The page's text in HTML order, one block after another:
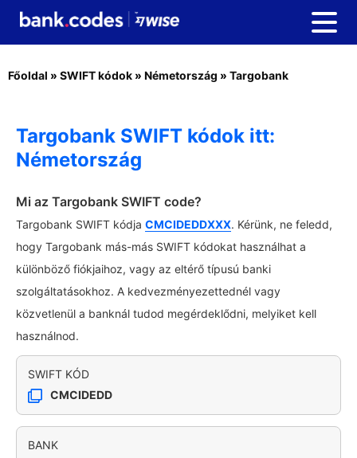
Főoldal » SWIFT kódok » Németország » Targobank
Targobank SWIFT kódok itt:
Németország
Mi az Targobank SWIFT code?
Targobank SWIFT kódja CMCIDEDDXXX. Kérünk, ne feledd,
hogy Targobank más-más SWIFT kódokat használhat a
különböző fiókjaihoz, vagy az eltérő típusú banki
szolgáltatásokhoz. A kedvezményezettednél vagy
közvetlenül a banknál tudod megérdeklődni, melyiket kell
használnod.
SWIFT KÓD
CMCIDEDD
BANK